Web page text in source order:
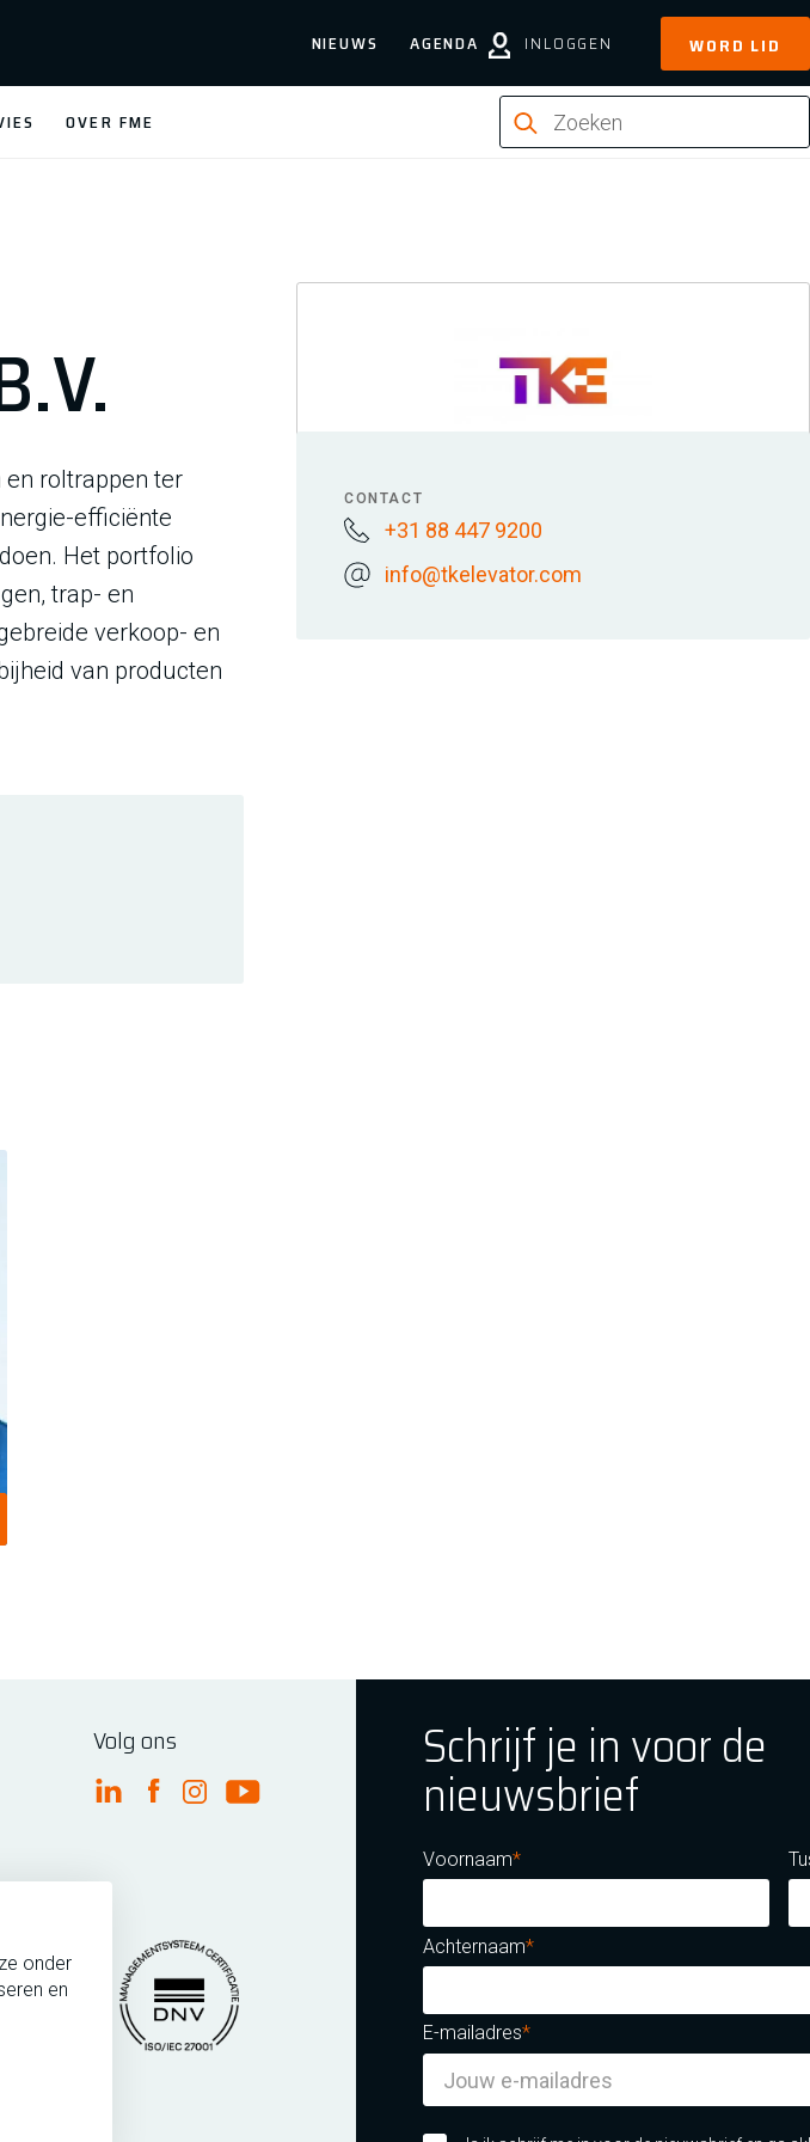
onder
en
NIEUWS AGENDA INLOGGEN WORD LID
OVER FME
en roltrappen ter
efficiënte
Het portfolio
trap- en
verkoop- en
van producten
CONTACT
+31 88 447 9200
info@tkelevator.com
Volg ons
FME Linkedin
FME Facebook
FME Instagram
FME Youtube
Managementsyteem certificatie DNV iso/iec 27001
Schrijf je in voor de
nieuwsbrief
Voornaam
Achternaam
E-mailadres